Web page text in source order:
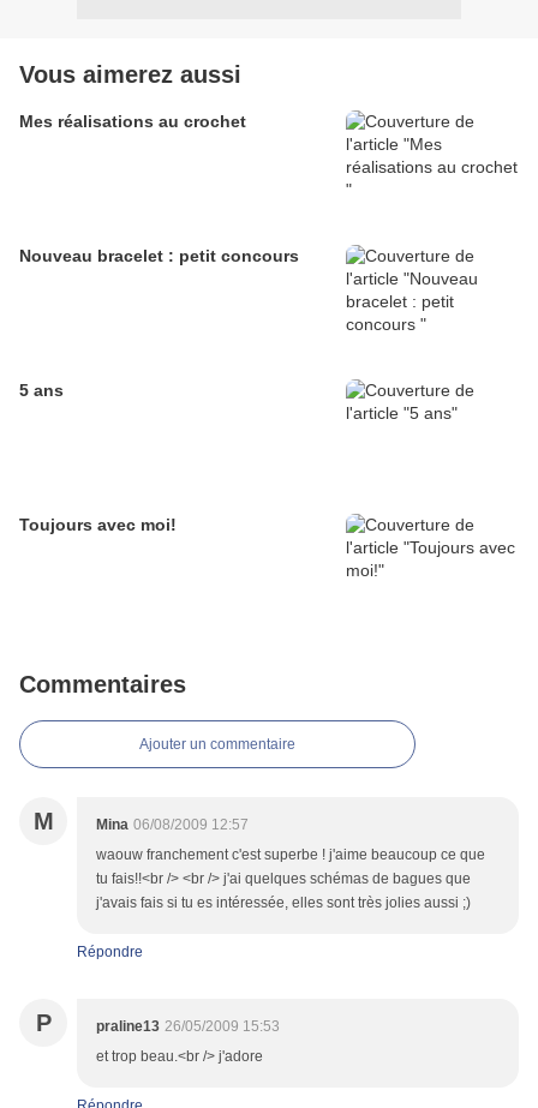
Vous aimerez aussi
Mes réalisations au crochet
Nouveau bracelet : petit concours
5 ans
Toujours avec moi!
Commentaires
Ajouter un commentaire
M Mina 06/08/2009 12:57
waouw franchement c'est superbe ! j'aime beaucoup ce que
tu fais!!<br /> <br /> j'ai quelques schémas de bagues que
j'avais fais si tu es intéressée, elles sont très jolies aussi ;)
Répondre
P praline13 26/05/2009 15:53
et trop beau.<br /> j'adore